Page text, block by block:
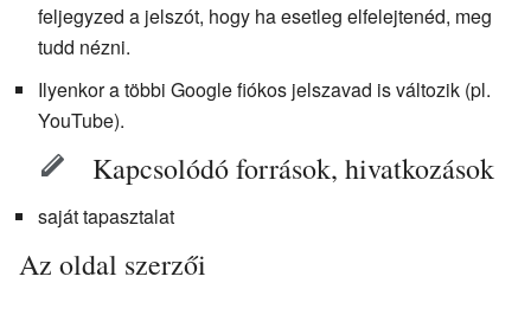
feljegyzed a jelszót, hogy ha esetleg elfelejtenéd, meg
tudd nézni.
Ilyenkor a többi Google fiókos jelszavad is változik (pl.
YouTube).
Kapcsolódó források, hivatkozások
saját tapasztalat
Az oldal szerzői